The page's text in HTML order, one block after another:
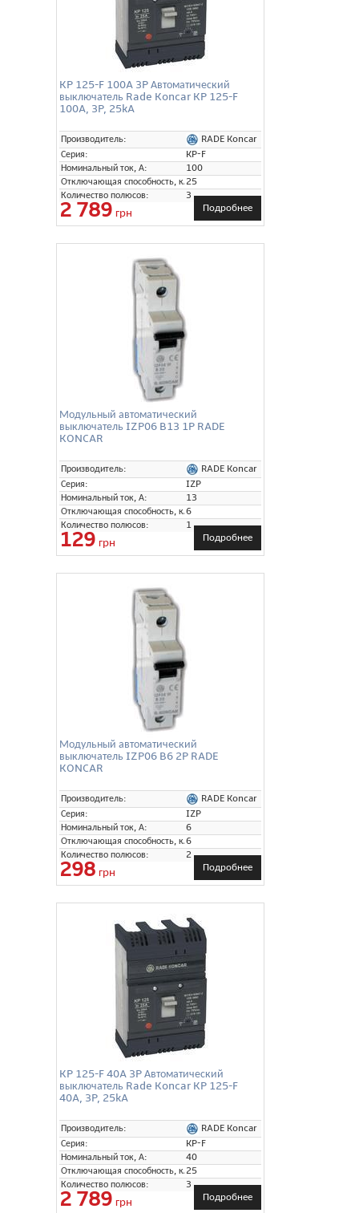
KP 125-F 100A 3P Автоматический
выключатель Rade Koncar KP 125-F
100A, 3P, 25kA
Производитель:
RADE Koncar
Серия:
KP-F
Номинальный ток, А:
100
Отключающая способность, кА:25
Количество полюсов:
3
2 789 грн Подробнее
Модульный автоматический
выключатель IZP06 B13 1P RADE
KONCAR
Производитель:
RADE Koncar
Серия:
IZP
Номинальный ток, А:
13
Отключающая способность, кА:
6
Количество полюсов:
1
129 грн Подробнее
Модульный автоматический
выключатель IZP06 B6 2P RADE
KONCAR
Производитель:
RADE Koncar
Серия:
IZP
Номинальный ток, А:
6
Отключающая способность, кА:
6
Количество полюсов:
2
298 грн Подробнее
KP 125-F 40A 3P Автоматический
выключатель Rade Koncar KP 125-F
40A, 3P, 25kA
Производитель:
RADE Koncar
Серия:
KP-F
Номинальный ток, А:
40
Отключающая способность, кА:25
Количество полюсов:
3
2 789 грн Подробнее